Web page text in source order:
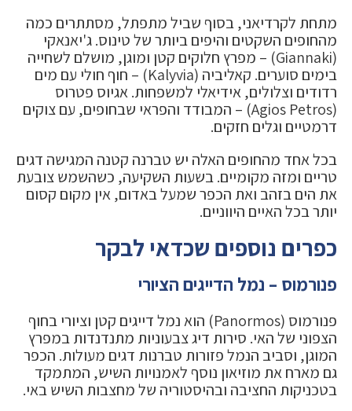
מתחת לקרדיאני, בסוף שביל מתפתל, מסתתרים כמה
מהחופים השקטים והיפים ביותר של טינוס. ג'יאנאקי
(Giannaki) – מפרץ חלוקים קטן ומוגן, מושלם לשחייה
בימים סוערים. קאליביה (Kalyvia) – חוף חולי עם מים
רדודים וצלולים, אידיאלי למשפחות. אגיוס פטרוס
(Agios Petros) – המבודד והפראי שבחופים, עם צוקים
דרמטיים וגלים חזקים.
בכל אחד מהחופים האלה יש טברנה קטנה המגישה דגים
טריים ומזה מקומיים. בשעות השקיעה, כשהשמש צובעת
את הים בזהב ואת הכפר שמעל באדום, אין מקום קסום
יותר בכל האיים היווניים.
כפרים נוספים שכדאי לבקר
פנורמוס – נמל הדייגים הציורי
פנורמוס (Panormos) הוא נמל דייגים קטן וציורי בחוף
הצפוני של האי. סירות דיג צבעוניות מתנדנדות במפרץ
המוגן, וסביב הנמל פזורות טברנות דגים מעולות. הכפר
גם מארח את מוזיאון נוסף לאמנויות השיש, המתמקד
בטכניקות החציבה ובהיסטוריה של מחצבות השיש באי.